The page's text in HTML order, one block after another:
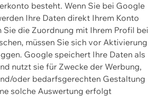
besteht. Wenn Sie bei Google
Ihre Daten direkt Ihrem Konto
Sie die Zuordnung mit Ihrem Profil bei
müssen Sie sich vor Aktivierung
Google speichert Ihre Daten als
nutzt sie für Zwecke der Werbung,
oder bedarfsgerechten Gestaltung
solche Auswertung erfolgt